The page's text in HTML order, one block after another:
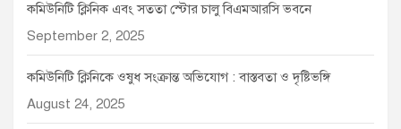
কমিউনিটি ক্লিনিক এবং সততা স্টোর চালু বিএমআরসি ভবনে
September 2, 2025
কমিউনিটি ক্লিনিকে ওষুধ সংক্রান্ত অভিযোগ : বাস্তবতা ও দৃষ্টিভঙ্গি
August 24, 2025